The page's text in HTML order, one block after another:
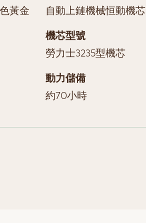
黃金
自動上鏈機械恒動機芯
機芯型號
勞力士3235型機芯
動力儲備
約70小時